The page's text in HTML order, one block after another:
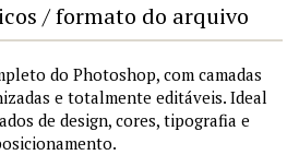
/ formato do arquivo
do Photoshop, com camadas
e totalmente editáveis. Ideal
de design, cores, tipografia e